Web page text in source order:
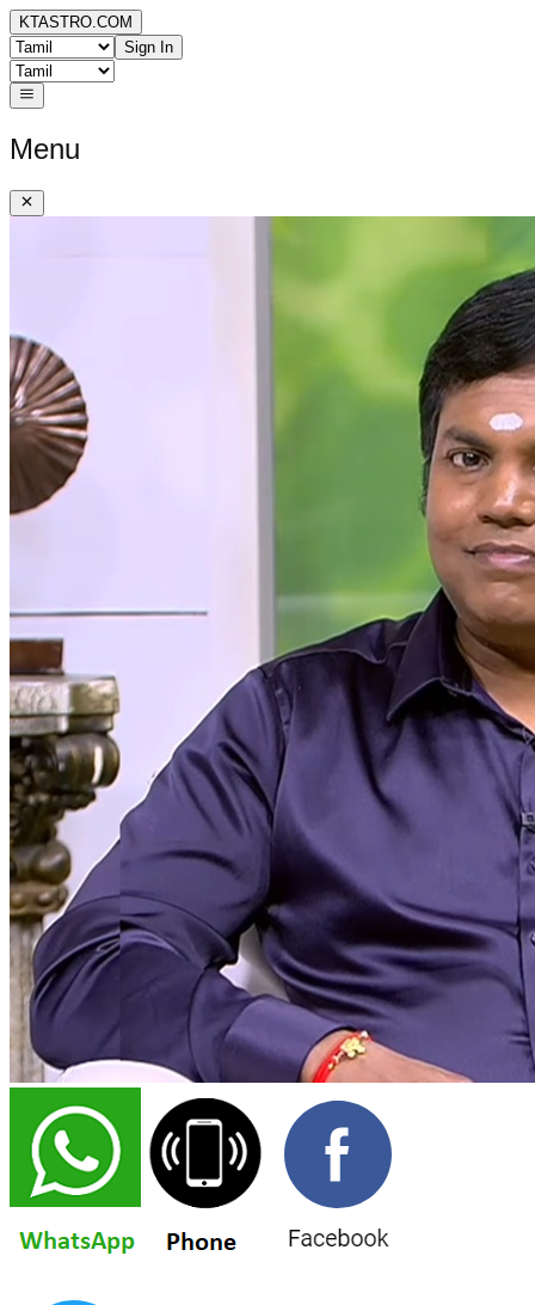
KTASTRO.COM
Sign In
Menu